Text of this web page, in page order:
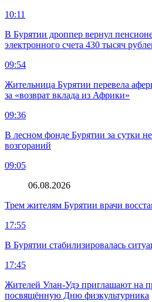
10:11
В Бурятии дроппер вернул
электронного счета 430 тысяч
09:54
Жительница Бурятии перевела
за «возврат вклада из Африки»
09:36
В лесном фонде Бурятии за сутки
возгораний
09:05
06.08.2026
Трем жителям Бурятии врачи
17:55
В Бурятии стабилизировалась
17:45
Жителей Улан-Удэ приглашают на
посвящённую Дню физкультурника